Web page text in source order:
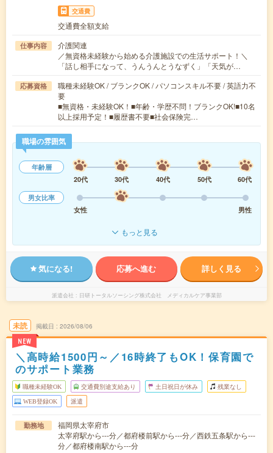
交通費
交通費全額支給
仕事内容
介護関連
／無資格未経験から始める介護施設での生活サポート！＼
「話し相手になって、うんうんとうなずく」「天気が…
応募資格
職種未経験OK / ブランクOK / パソコンスキル不要 / 英語力不
要
■無資格・未経験OK！■年齢・学歴不問！ブランクOK!■10名
以上採用予定！■履歴書不要■社会保険完…
職場の雰囲気
年齢層
20代
30代 40代 50代
60代
男女比率
女性
男性
もっと見る
気になる! 応募へ進む 詳しく見る
派遣会社 日研トータルソーシング株式会社 メディカルケア事業部
未読
NEW
掲載日 2026/08/06
＼高時給1500円～／16時終了もOK！保育園で
のサポート業務
職種未経験OK 交通費別途支給あり 土日祝日が休み 残業なし
WEB登録OK 派遣
勤務地
福岡県太宰府市
太宰府駅から---分／都府楼前駅から---分／西鉄五条駅から---
分／都府楼南駅から---分